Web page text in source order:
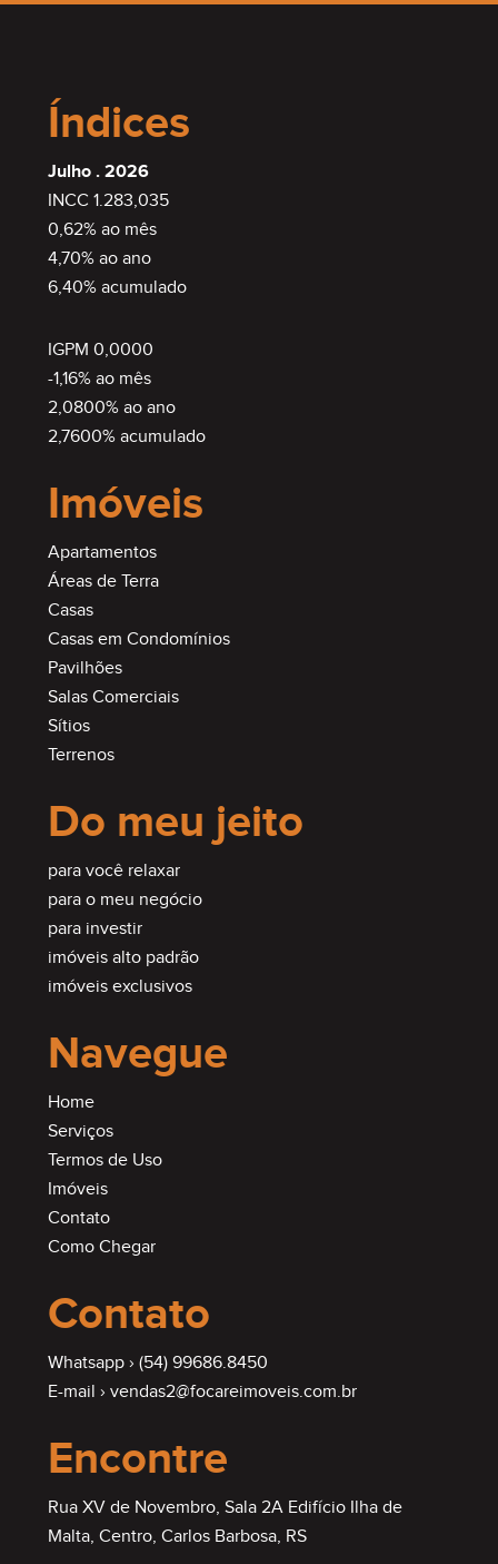
Índices
Julho . 2026
INCC 1.283,035
0,62% ao mês
4,70% ao ano
6,40% acumulado
IGPM 0,0000
-1,16% ao mês
2,0800% ao ano
2,7600% acumulado
Imóveis
Apartamentos
Áreas de Terra
Casas
Casas em Condomínios
Pavilhões
Salas Comerciais
Sítios
Terrenos
Do meu jeito
para você relaxar
para o meu negócio
para investir
imóveis alto padrão
imóveis exclusivos
Navegue
Home
Serviços
Termos de Uso
Imóveis
Contato
Como Chegar
Contato
Whatsapp › (54) 99686.8450
E-mail › vendas2@focareimoveis.com.br
Encontre
Rua XV de Novembro, Sala 2A Edifício Ilha de
Malta, Centro, Carlos Barbosa, RS